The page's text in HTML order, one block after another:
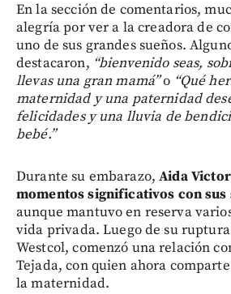
En la sección de comentarios,
alegría por ver a la creadora de
uno de sus grandes sueños.
destacaron, “bienvenido seas,
llevas una gran mamá”o “Qué
maternidad y una paternidad
felicidades y una lluvia de
bebé.”
Durante su embarazo,Aida
momentos significativos con sus
aunque mantuvo en reserva
vida privada. Luego de su
Westcol, comenzó una relación
Tejada, con quien ahora
la maternidad.